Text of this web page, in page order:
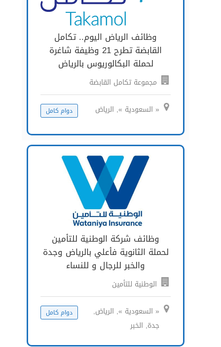
وظائف الرياض اليوم.. تكامل
القابضة تطرح 21 وظيفة شاغرة
لحملة البكالوريوس بالرياض
مجموعة تكامل القابضة
« السعودية », الرياض دوام كامل
وظائف شركة الوطنية للتأمين
لحملة الثانوية فأعلي بالرياض وجدة
والخبر للرجال و للنساء
الوطنية للتأمين
« السعودية », الرياض,
جدة, الخبر
دوام كامل